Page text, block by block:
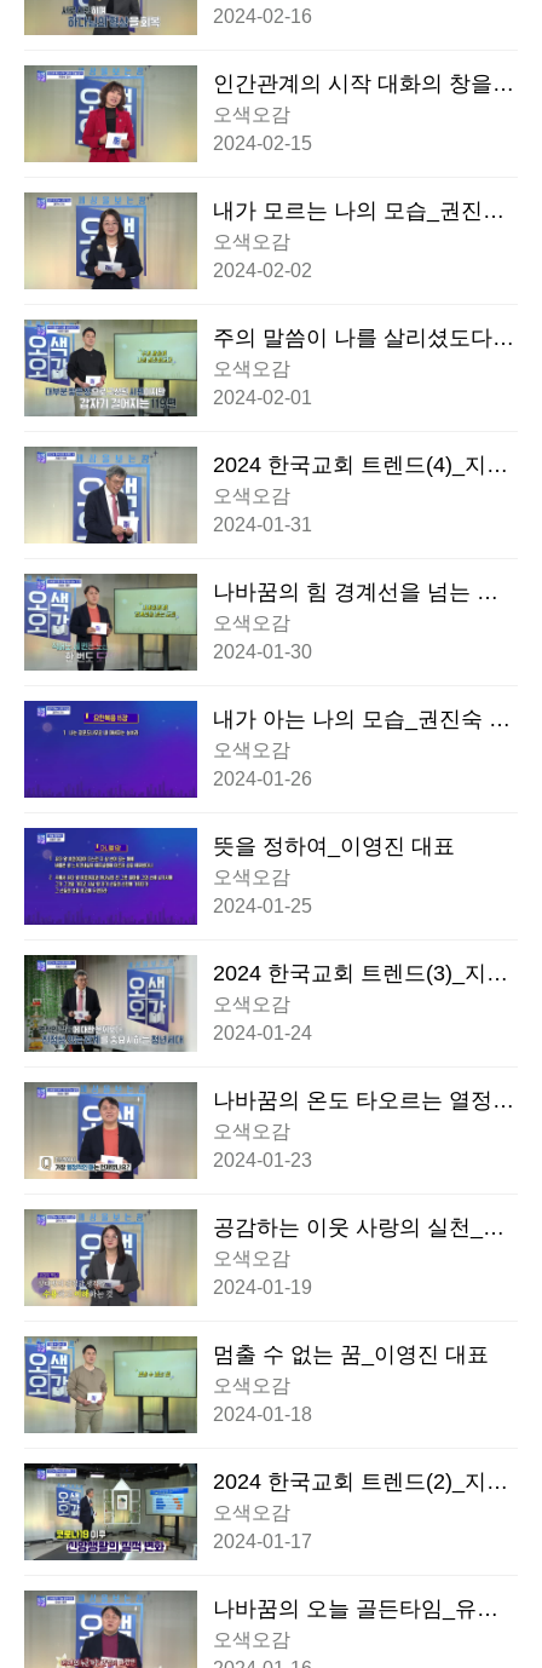
2024-02-16
인간관계의 시작 대화의 창을
열자_전경숙 강사
오색오감
2024-02-15
내가 모르는 나의 모습_권진숙
교수
오색오감
2024-02-02
주의 말씀이 나를 살리셨도다_
이영진 대표
오색오감
2024-02-01
2024 한국교회 트렌드(4)_지용
근 대표
오색오감
2024-01-31
나바꿈의 힘 경계선을 넘는 도
전_유성수 대표
오색오감
2024-01-30
내가 아는 나의 모습_권진숙 교
수
오색오감
2024-01-26
뜻을 정하여_이영진 대표
오색오감
2024-01-25
2024 한국교회 트렌드(3)_지용
근 대표
오색오감
2024-01-24
나바꿈의 온도 타오르는 열정_
유성수 대표
오색오감
2024-01-23
공감하는 이웃 사랑의 실천_권
진숙 교수
오색오감
2024-01-19
멈출 수 없는 꿈_이영진 대표
오색오감
2024-01-18
2024 한국교회 트렌드(2)_지용
근 대표
오색오감
2024-01-17
나바꿈의 오늘 골든타임_유성
수 대표
오색오감